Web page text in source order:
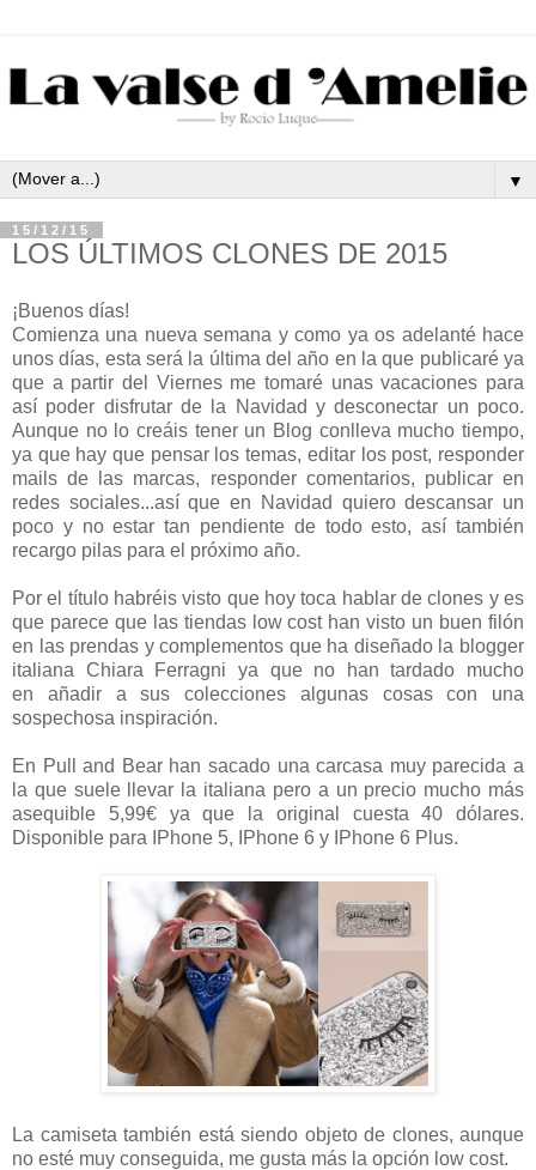
▼
15/12/15
LOS ÚLTIMOS CLONES DE 2015
¡Buenos días!
Comienza una nueva semana y como ya os adelanté hace
unos días, esta será la última del año en la que publicaré ya
que a partir del Viernes me tomaré unas vacaciones para
así poder disfrutar de la Navidad y desconectar un poco.
Aunque no lo creáis tener un Blog conlleva mucho tiempo,
ya que hay que pensar los temas, editar los post, responder
mails de las marcas, responder comentarios, publicar en
redes sociales...así que en Navidad quiero descansar un
poco y no estar tan pendiente de todo esto, así también
recargo pilas para el próximo año.
Por el título habréis visto que hoy toca hablar de clones y es
que parece que las tiendas low cost han visto un buen filón
en las prendas y complementos que ha diseñado la blogger
italiana Chiara Ferragni ya que no han tardado mucho
en añadir a sus colecciones algunas cosas con una
sospechosa inspiración.
En Pull and Bear han sacado una carcasa muy parecida a
la que suele llevar la italiana pero a un precio mucho más
asequible 5,99€ ya que la original cuesta 40 dólares.
Disponible para IPhone 5, IPhone 6 y IPhone 6 Plus.
La camiseta también está siendo objeto de clones, aunque
no esté muy conseguida, me gusta más la opción low cost.